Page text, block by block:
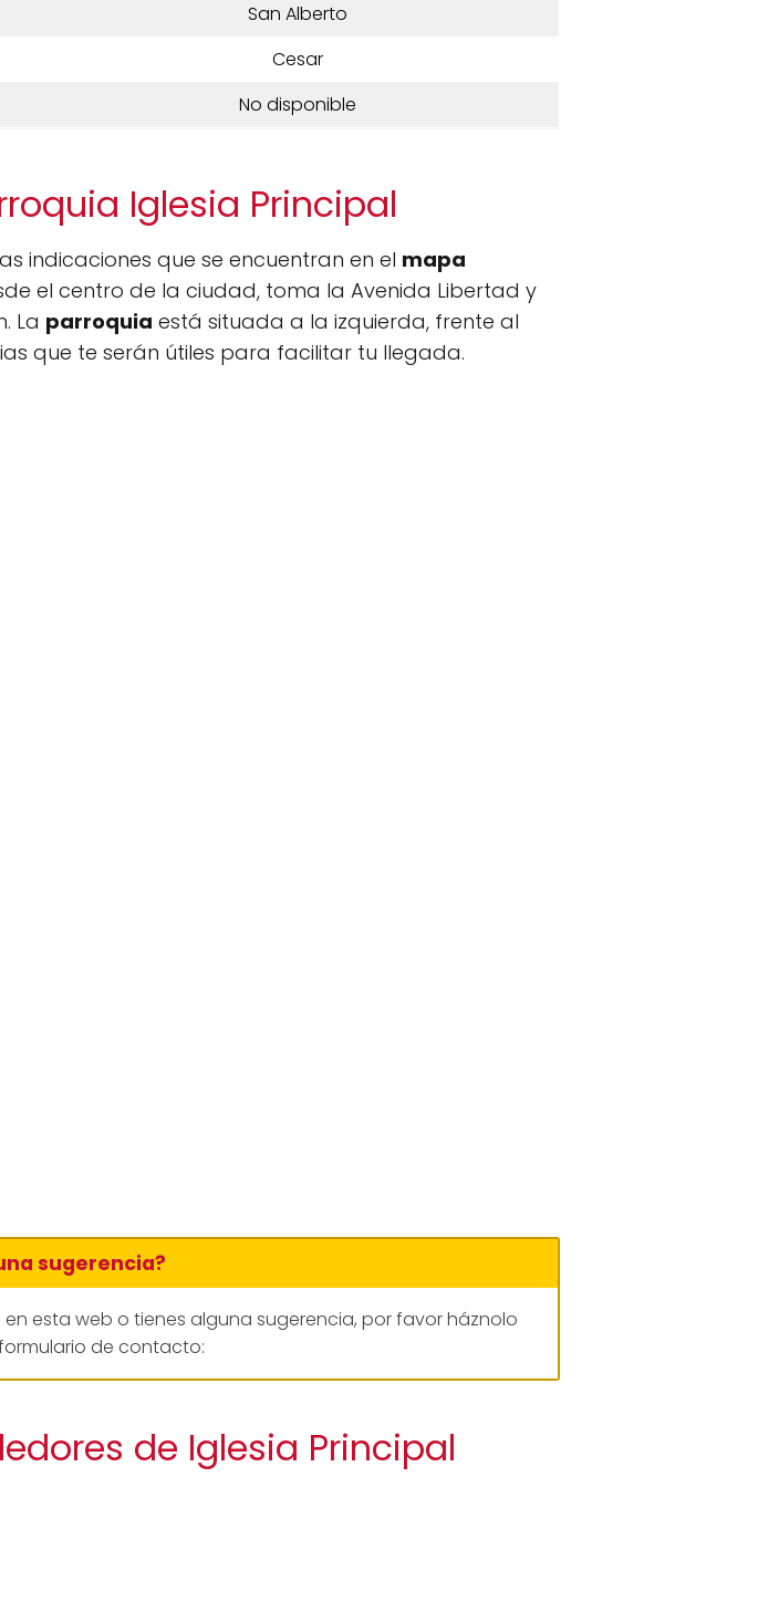
San Alberto
Cesar
No disponible
Iglesia Principal
indicaciones que se encuentran en el mapa
el centro de la ciudad, toma la Avenida Libertad y
La parroquia está situada a la izquierda, frente al
que te serán útiles para facilitar tu llegada.
sugerencia?
esta web o tienes alguna sugerencia, por favor háznolo
de contacto:
de Iglesia Principal